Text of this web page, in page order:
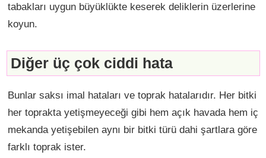
tabakları uygun büyüklükte keserek deliklerin üzerlerine
koyun.
Diğer üç çok ciddi hata
Bunlar saksı imal hataları ve toprak hatalarıdır. Her bitki
her toprakta yetişmeyeceği gibi hem açık havada hem iç
mekanda yetişebilen aynı bir bitki türü dahi şartlara göre
farklı toprak ister.